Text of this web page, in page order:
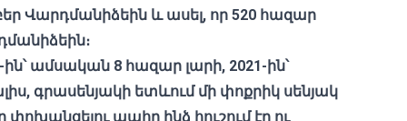
Վարդմանիձեին և ասել, որ 520 հազար
ամսական 8 հազար լարի, 2021-ին՝
գրասենյակի ետևում մի փոքրիկ սենյակ
պահը ինձ հուշում էր ու